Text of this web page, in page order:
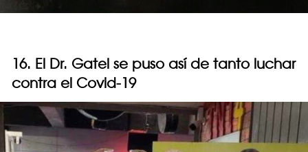
16. El Dr. Gatel se puso así de tanto luchar
contra el Covid-19